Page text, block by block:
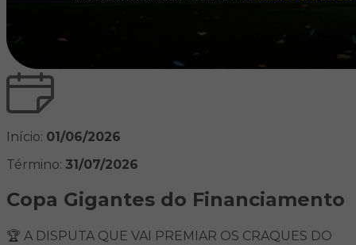
Início: 01/06/2026
Término: 31/07/2026
Copa Gigantes do Financiamento
🏆 A DISPUTA QUE VAI PREMIAR OS CRAQUES DO